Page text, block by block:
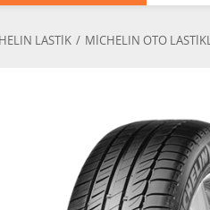
LASTİK MİCHELIN OTO